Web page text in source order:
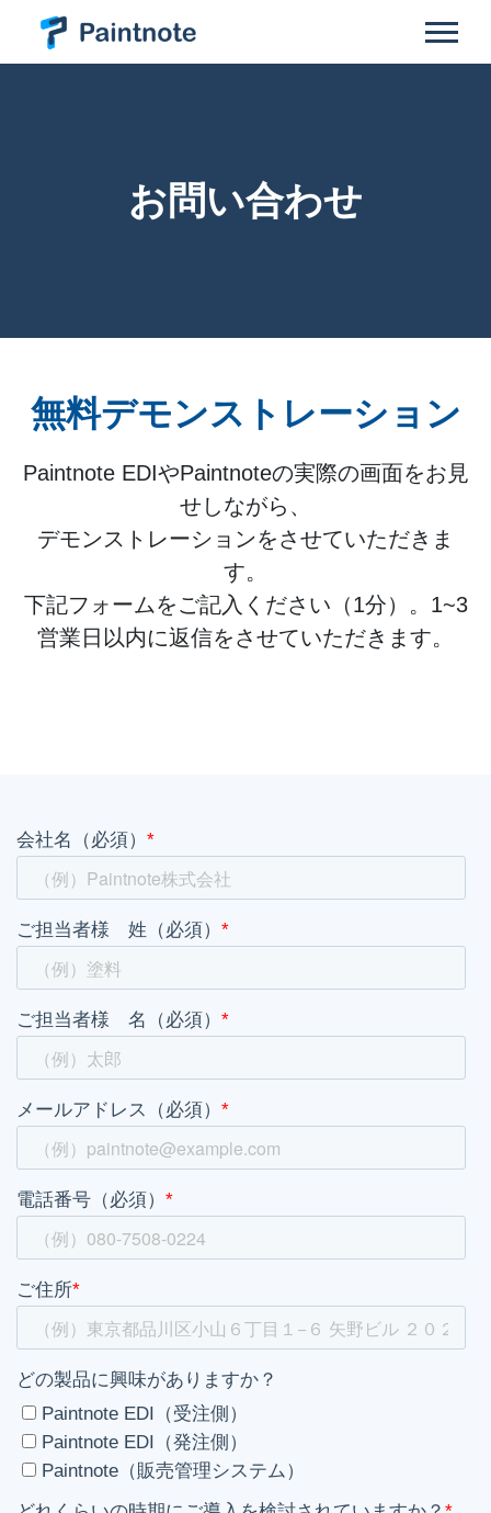
お問い合わせ
無料デモンストレーション
Paintnote EDIやPaintnoteの実際の画面をお見
せしながら、
デモンストレーションをさせていただきま
す。
下記フォームをご記入ください（1分）。1~3
営業日以内に返信をさせていただきます。